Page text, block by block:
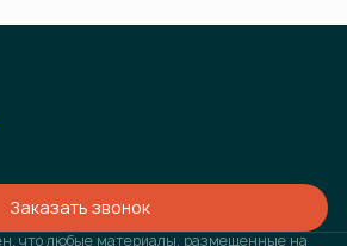
Заказать звонок
что любые материалы, размещенные на